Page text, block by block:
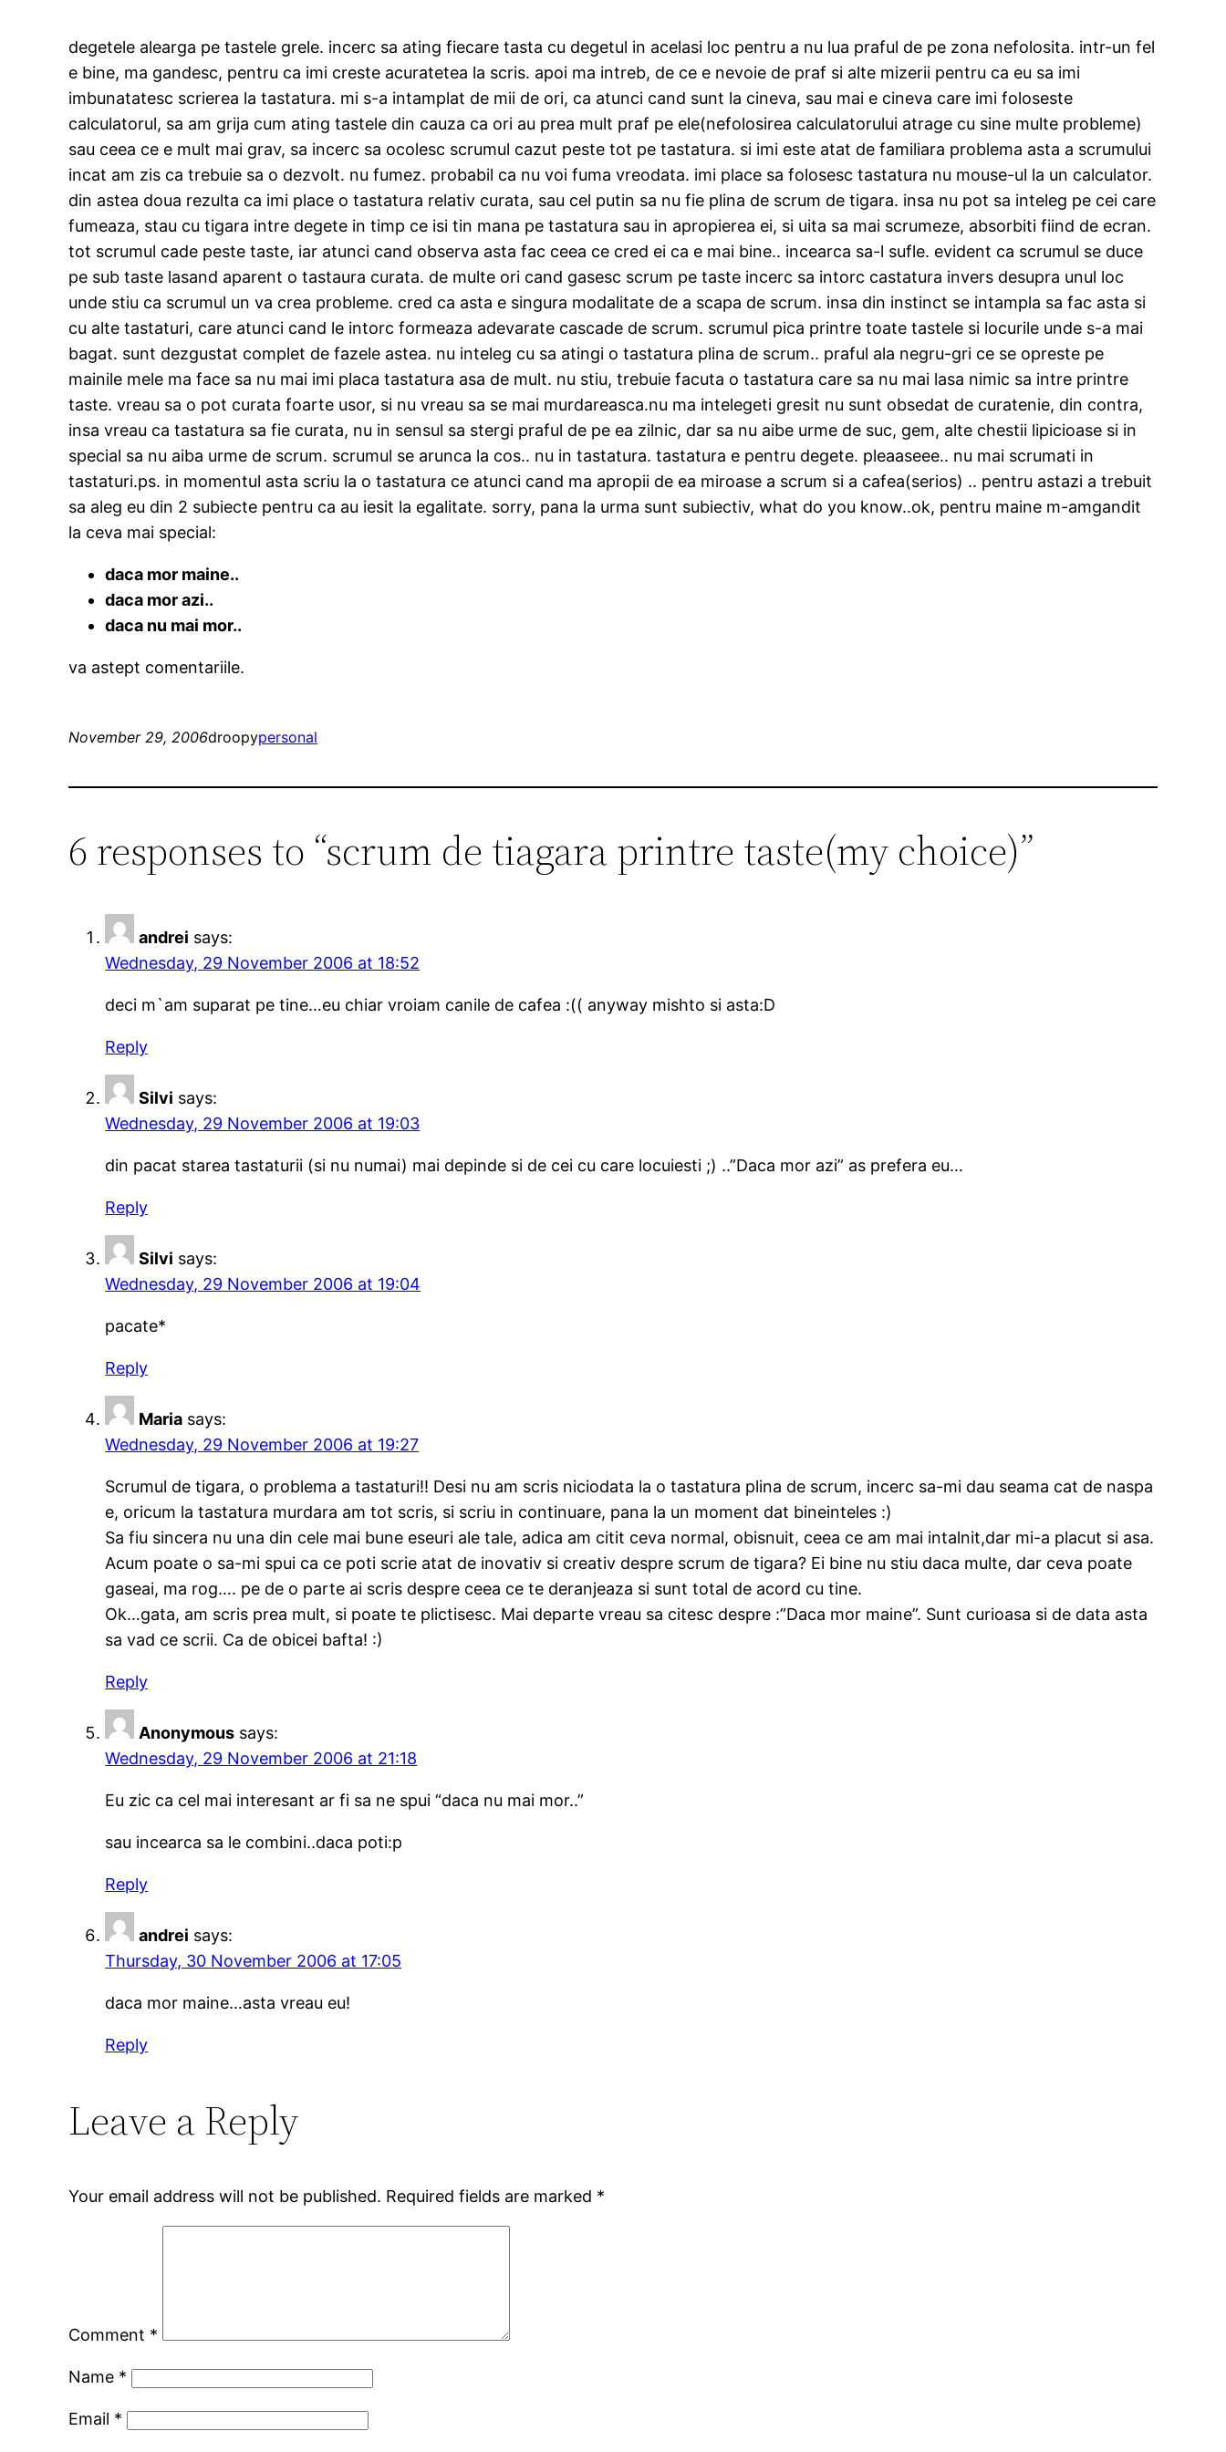
degetele alearga pe tastele grele. incerc sa ating fiecare tasta cu degetul in acelasi loc pentru a nu lua praful de pe zona nefolosita. intr-un fel
e bine, ma gandesc, pentru ca imi creste acuratetea la scris. apoi ma intreb, de ce e nevoie de praf si alte mizerii pentru ca eu sa imi
imbunatatesc scrierea la tastatura. mi s-a intamplat de mii de ori, ca atunci cand sunt la cineva, sau mai e cineva care imi foloseste
calculatorul, sa am grija cum ating tastele din cauza ca ori au prea mult praf pe ele(nefolosirea calculatorului atrage cu sine multe probleme)
sau ceea ce e mult mai grav, sa incerc sa ocolesc scrumul cazut peste tot pe tastatura. si imi este atat de familiara problema asta a scrumului
incat am zis ca trebuie sa o dezvolt. nu fumez. probabil ca nu voi fuma vreodata. imi place sa folosesc tastatura nu mouse-ul la un calculator.
din astea doua rezulta ca imi place o tastatura relativ curata, sau cel putin sa nu fie plina de scrum de tigara. insa nu pot sa inteleg pe cei care
fumeaza, stau cu tigara intre degete in timp ce isi tin mana pe tastatura sau in apropierea ei, si uita sa mai scrumeze, absorbiti fiind de ecran.
tot scrumul cade peste taste, iar atunci cand observa asta fac ceea ce cred ei ca e mai bine.. incearca sa-l sufle. evident ca scrumul se duce
pe sub taste lasand aparent o tastaura curata. de multe ori cand gasesc scrum pe taste incerc sa intorc castatura invers desupra unul loc
unde stiu ca scrumul un va crea probleme. cred ca asta e singura modalitate de a scapa de scrum. insa din instinct se intampla sa fac asta si
cu alte tastaturi, care atunci cand le intorc formeaza adevarate cascade de scrum. scrumul pica printre toate tastele si locurile unde s-a mai
bagat. sunt dezgustat complet de fazele astea. nu inteleg cu sa atingi o tastatura plina de scrum.. praful ala negru-gri ce se opreste pe
mainile mele ma face sa nu mai imi placa tastatura asa de mult. nu stiu, trebuie facuta o tastatura care sa nu mai lasa nimic sa intre printre
taste. vreau sa o pot curata foarte usor, si nu vreau sa se mai murdareasca.nu ma intelegeti gresit nu sunt obsedat de curatenie, din contra,
insa vreau ca tastatura sa fie curata, nu in sensul sa stergi praful de pe ea zilnic, dar sa nu aibe urme de suc, gem, alte chestii lipicioase si in
special sa nu aiba urme de scrum. scrumul se arunca la cos.. nu in tastatura. tastatura e pentru degete. pleaaseee.. nu mai scrumati in
tastaturi.ps. in momentul asta scriu la o tastatura ce atunci cand ma apropii de ea miroase a scrum si a cafea(serios) .. pentru astazi a trebuit
sa aleg eu din 2 subiecte pentru ca au iesit la egalitate. sorry, pana la urma sunt subiectiv, what do you know..ok, pentru maine m-amgandit
la ceva mai special:
daca mor maine..
daca mor azi..
daca nu mai mor..
va astept comentariile.
November 29, 2006droopypersonal
6 responses to “scrum de tiagara printre taste(my choice)”
andrei says:
Wednesday, 29 November 2006 at 18:52
deci m`am suparat pe tine…eu chiar vroiam canile de cafea :(( anyway mishto si asta:D
Reply
Silvi says:
Wednesday, 29 November 2006 at 19:03
din pacat starea tastaturii (si nu numai) mai depinde si de cei cu care locuiesti ;) ..”Daca mor azi” as prefera eu…
Reply
Silvi says:
Wednesday, 29 November 2006 at 19:04
pacate*
Reply
Maria says:
Wednesday, 29 November 2006 at 19:27
Scrumul de tigara, o problema a tastaturi!! Desi nu am scris niciodata la o tastatura plina de scrum, incerc sa-mi dau seama cat de naspa
e, oricum la tastatura murdara am tot scris, si scriu in continuare, pana la un moment dat bineinteles :)
Sa fiu sincera nu una din cele mai bune eseuri ale tale, adica am citit ceva normal, obisnuit, ceea ce am mai intalnit,dar mi-a placut si asa.
Acum poate o sa-mi spui ca ce poti scrie atat de inovativ si creativ despre scrum de tigara? Ei bine nu stiu daca multe, dar ceva poate
gaseai, ma rog…. pe de o parte ai scris despre ceea ce te deranjeaza si sunt total de acord cu tine.
Ok…gata, am scris prea mult, si poate te plictisesc. Mai departe vreau sa citesc despre :”Daca mor maine”. Sunt curioasa si de data asta
sa vad ce scrii. Ca de obicei bafta! :)
Reply
Anonymous says:
Wednesday, 29 November 2006 at 21:18
Eu zic ca cel mai interesant ar fi sa ne spui “daca nu mai mor..”
sau incearca sa le combini..daca poti:p
Reply
andrei says:
Thursday, 30 November 2006 at 17:05
daca mor maine…asta vreau eu!
Reply
Leave a Reply
Your email address will not be published. Required fields are marked *
Comment *
Name *
Email *